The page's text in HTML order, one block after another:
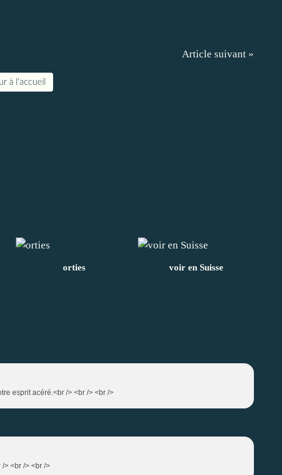
Article suivant »
à l'accueil
orties voir en Suisse
esprit acéré.<br /> <br /> <br />
> <br /> <br />